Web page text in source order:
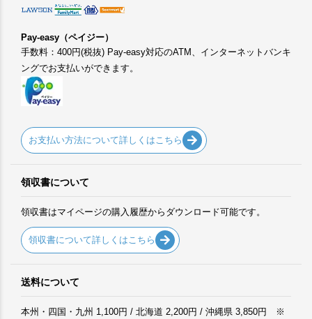
Pay-easy（ペイジー）
手数料：400円(税抜) Pay-easy対応のATM、インターネットバンキ
ングでお支払いができます。
お支払い方法について詳しくはこちら
領収書について
領収書はマイページの購入履歴からダウンロード可能です。
領収書について詳しくはこちら
送料について
本州・四国・九州 1,100円 / 北海道 2,200円 / 沖縄県 3,850円 ※